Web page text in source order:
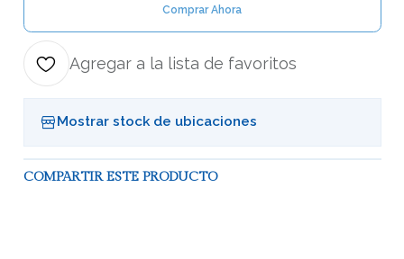
Comprar Ahora
Agregar a la lista de favoritos
Mostrar stock de ubicaciones
COMPARTIR ESTE PRODUCTO